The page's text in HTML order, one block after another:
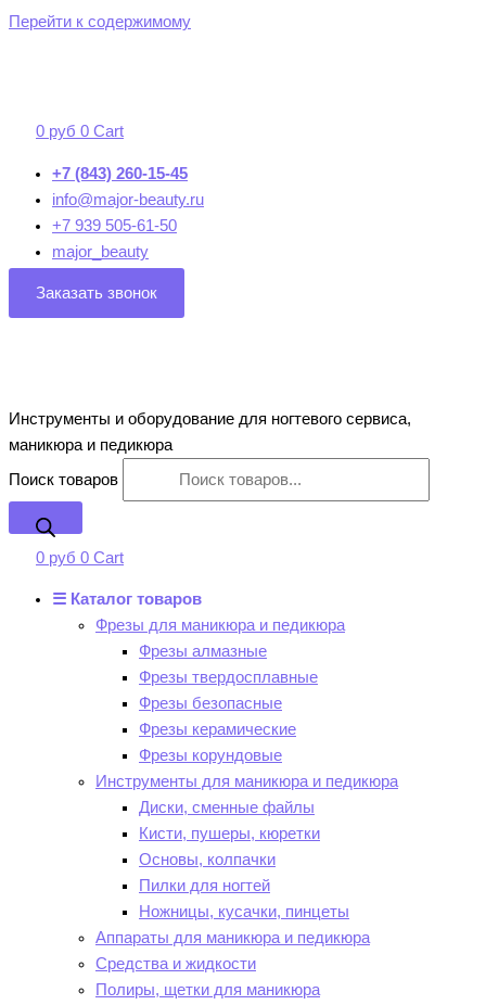
Перейти к содержимому
0 руб 0 Cart
+7 (843) 260-15-45
info@major-beauty.ru
+7 939 505-61-50
major_beauty
Заказать звонок
Инструменты и оборудование для ногтевого сервиса,
маникюра и педикюра
Поиск товаров
0 руб 0 Cart
☰ Каталог товаров
Фрезы для маникюра и педикюра
Фрезы алмазные
Фрезы твердосплавные
Фрезы безопасные
Фрезы керамические
Фрезы корундовые
Инструменты для маникюра и педикюра
Диски, сменные файлы
Кисти, пушеры, кюретки
Основы, колпачки
Пилки для ногтей
Ножницы, кусачки, пинцеты
Аппараты для маникюра и педикюра
Средства и жидкости
Полиры, щетки для маникюра